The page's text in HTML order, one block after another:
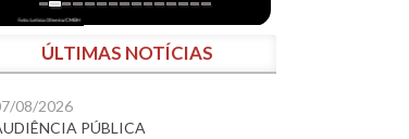
ÚLTIMAS NOTÍCIAS
08/2026
PÚBLICA